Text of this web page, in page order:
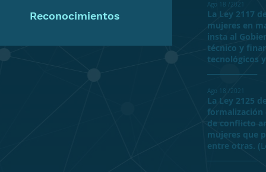
Ago 18 /2021
La Ley 2117
mujeres en
insta al
técnico y
tecnológicos
Ago 18 /2021
La Ley 2125
formalización
de conflicto
mujeres que
entre otras. (
Reconocimientos